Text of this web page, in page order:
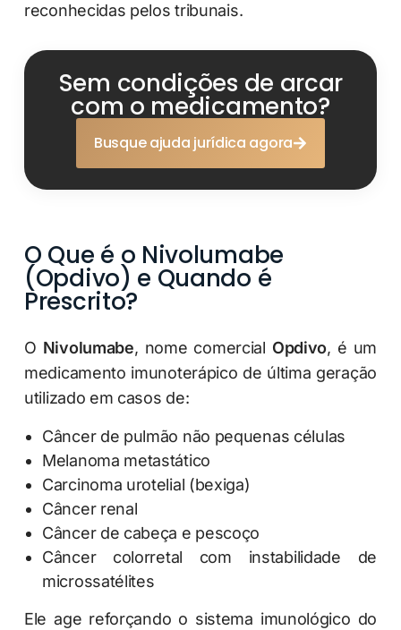
reconhecidas pelos tribunais.
Sem condições de arcar
com o medicamento?
Busque ajuda jurídica agora
O Que é o Nivolumabe
(Opdivo) e Quando é
Prescrito?
O Nivolumabe, nome comercial Opdivo, é um
medicamento imunoterápico de última geração
utilizado em casos de:
Câncer de pulmão não pequenas células
Melanoma metastático
Carcinoma urotelial (bexiga)
Câncer renal
Câncer de cabeça e pescoço
Câncer colorretal com instabilidade de
microssatélites
Ele age reforçando o sistema imunológico do